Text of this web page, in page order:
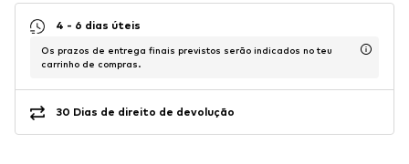
4 - 6 dias úteis
Os prazos de entrega finais previstos serão indicados no teu
carrinho de compras.
30 Dias de direito de devolução